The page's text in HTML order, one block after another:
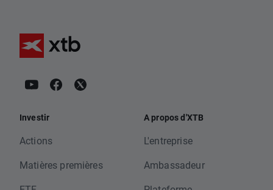
Investir
Actions
Matières premières
A propos d'XTB
L'entreprise
Ambassadeur